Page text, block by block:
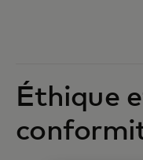
Éthique